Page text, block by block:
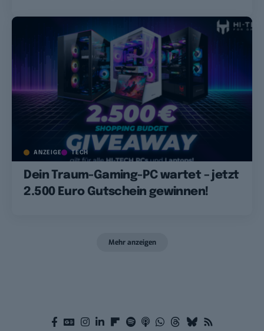
ANZEIGE TECH
Dein Traum-Gaming-PC wartet – jetzt
2.500 Euro Gutschein gewinnen!
Mehr anzeigen